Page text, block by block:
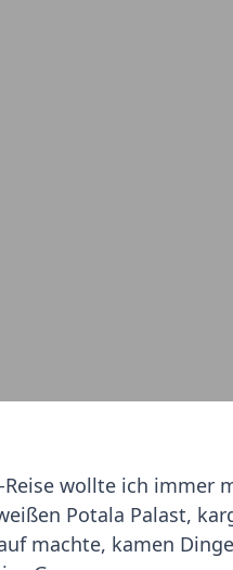
wollte ich immer
Potala Palast,
machte, kamen